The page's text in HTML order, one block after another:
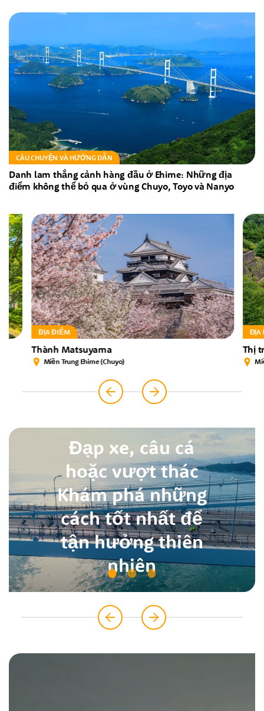
CÂU CHUYỆN VÀ HƯỚNG DẪN
Danh lam thắng cảnh hàng đầu ở Ehime: Những địa
điểm không thể bỏ qua ở vùng Chuyo, Toyo và Nanyo
ĐỊA ĐIỂM
Thành Matsuyama
Miền Trung Ehime (Chuyo)
ĐỊA ĐIỂM
Thị trấn
Miền
Đạp xe, câu cá
hoặc vượt thác
Khám phá những
cách tốt nhất để
tận hưởng thiên
nhiên